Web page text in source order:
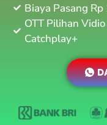
Biaya Pasang
OTT Pilihan
Catchplay+